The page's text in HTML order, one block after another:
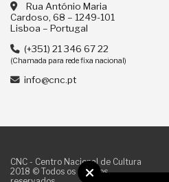
Rua António Maria
Cardoso, 68 – 1249-101
Lisboa – Portugal
(+351) 21 346 67 22
(Chamada para rede fixa nacional)
info@cnc.pt
CNC - Centro Nacional de Cultura
2018 © Todos os direitos